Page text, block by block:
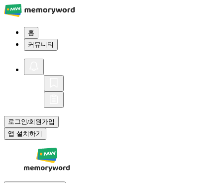
홈
커뮤니티
로그인/회원가입
앱 설치하기